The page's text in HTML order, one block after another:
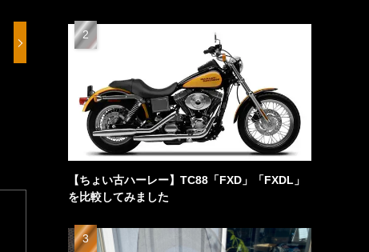
【ちょい古ハーレー】TC88「FXD」「FXDL」
を比較してみました